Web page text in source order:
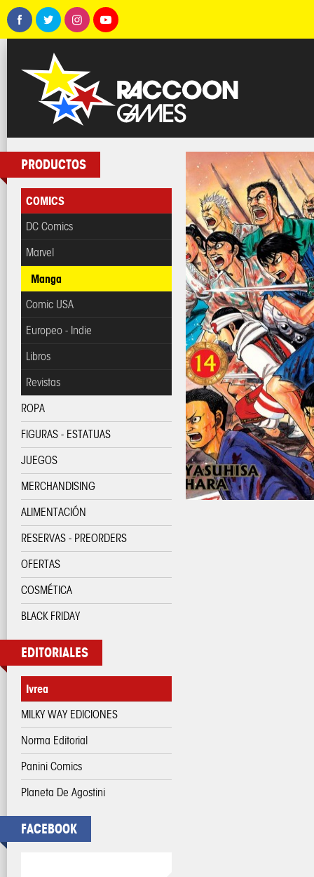
PRODUCTOS
COMICS
DC Comics
Marvel
Manga
Comic USA
Europeo - Indie
Libros
Revistas
ROPA
FIGURAS - ESTATUAS
JUEGOS
MERCHANDISING
ALIMENTACIÓN
RESERVAS - PREORDERS
OFERTAS
COSMÉTICA
BLACK FRIDAY
EDITORIALES
Ivrea
MILKY WAY EDICIONES
Norma Editorial
Panini Comics
Planeta De Agostini
FACEBOOK